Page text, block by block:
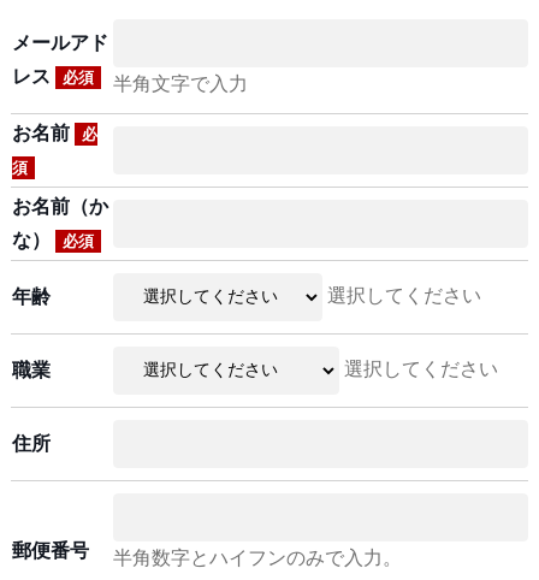
メールアド
レス
必須 半角文字で入力
お名前
必
須
お名前（か
な）
必須
年齢 選択してください
職業 選択してください
住所
郵便番号
半角数字とハイフンのみで入力。